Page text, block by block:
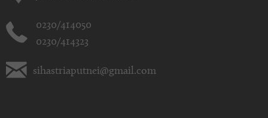
0230/414050
0230/414323
sihastriaputnei@gmail.com